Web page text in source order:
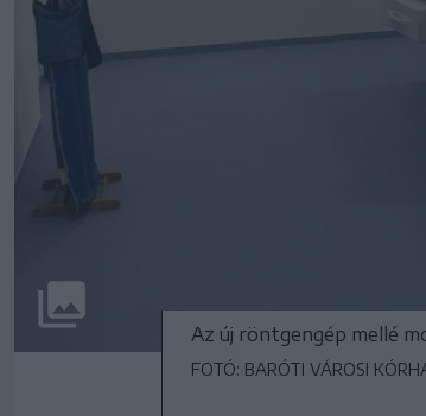
Az új röntgengép mellé
FOTÓ: BARÓTI VÁROSI